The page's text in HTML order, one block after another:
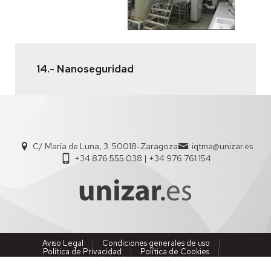
14.- Nanoseguridad
C/ María de Luna, 3. 50018-Zaragoza
iqtma@unizar.es
+34 876 555 038 | +34 976 761 154
Aviso Legal
Condiciones generales de uso
Política de Privacidad
Política de Cookies
Política de Accesibilidad